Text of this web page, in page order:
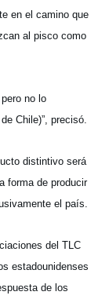
en el camino que
al pisco como
no lo
Chile)”, precisó.
distintivo será
forma de producir
el país.
del TLC
estadounidenses
de los